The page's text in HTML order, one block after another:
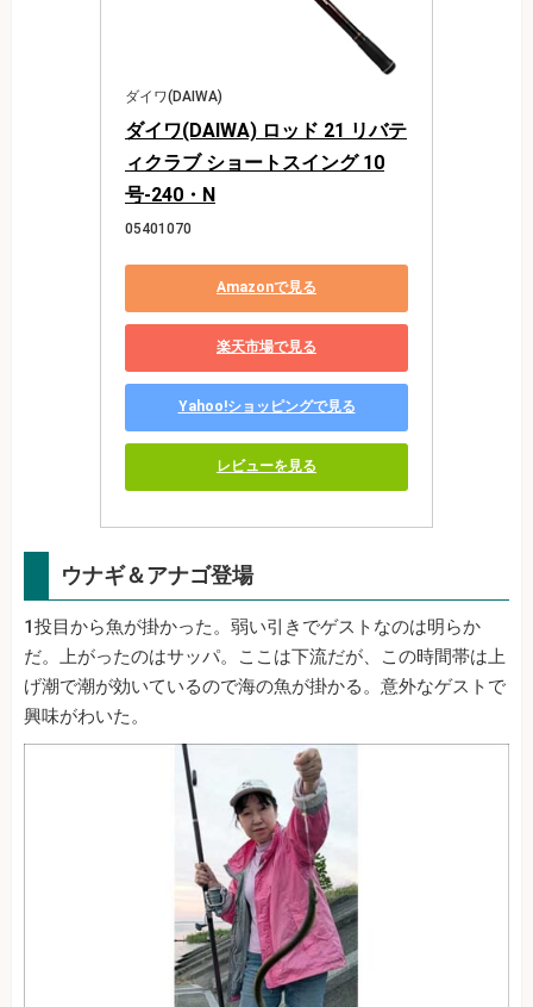
ダイワ(DAIWA)
ダイワ(DAIWA) ロッド 21 リバテ
ィクラブ ショートスイング 10
号-240・N
05401070
Amazonで見る
楽天市場で見る
Yahoo!ショッピングで見る
レビューを見る
ウナギ＆アナゴ登場
1投目から魚が掛かった。弱い引きでゲストなのは明らか
だ。上がったのはサッパ。ここは下流だが、この時間帯は上
げ潮で潮が効いているので海の魚が掛かる。意外なゲストで
興味がわいた。